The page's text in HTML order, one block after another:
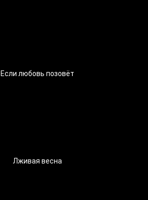
Если любовь позовёт
Лживая весна